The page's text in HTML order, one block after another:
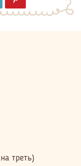
треть)